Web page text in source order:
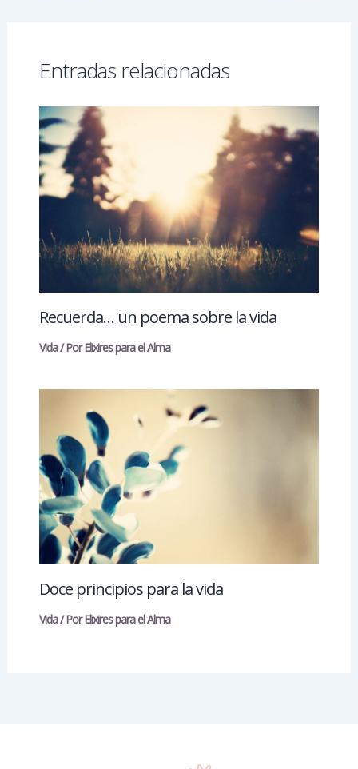
Entradas relacionadas
Recuerda… un poema sobre la vida
Vida/ PorElixires para el Alma
Doce principios para la vida
Vida/ PorElixires para el Alma